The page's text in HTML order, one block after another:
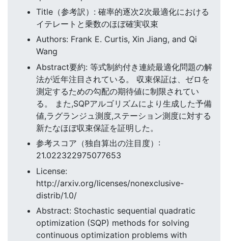
Title（参考訳）: 確率的逐次2次最適化における
イテレートと乗数のほぼ確実収束
Authors: Frank E. Curtis, Xin Jiang, and Qi
Wang
Abstract要約: 等式制約付き連続最適化問題の解
法が近年注目されている。 収束保証は、ゼロを
測定するための勾配の期待値に制限されてい
る。 また,SQPアルゴリズムにより生成した予備
値,ラグランジュ測度,ステーション測度に対する
新たなほぼ収束保証を証明した。
参考スコア（独自算出の注目度）:
21.022322975077653
License:
http://arxiv.org/licenses/nonexclusive-
distrib/1.0/
Abstract: Stochastic sequential quadratic
optimization (SQP) methods for solving
continuous optimization problems with